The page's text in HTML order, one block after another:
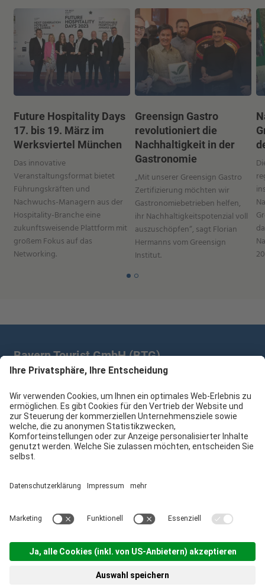
Future Hospitality Days
17. bis 19. März im
Werksviertel München
Das innovative
Veranstaltungsformat bietet
Führungskräften und
Nachwuchs-Managern aus der
Hospitality-Branche eine
zukunftsweisende Plattform mit
großem Fokus auf das
Networking.
Greensign Gastro
revolutioniert die
Nachhaltigkeit in der
Gastronomie
„Mit unserer Greensign Gastro
Zertifizierung möchten wir
Gastronomiebetrieben helfen,
ihr Nachhaltigkeitspotenzial voll
auszuschöpfen“, sagt Florian
Hermanns vom Greensign
Institut.
Bayern Tourist GmbH (BTG)
Prinz-Ludwig-Palais | Türkenstr. 7 | 80333 München
+49 89/28 760 265
branchenpartner@btg-service.de
Bayern Tourist GmbH (BTG) Sitemap
Impressum
Datenschutzerklärung
Cookie-Einstellungen produced by